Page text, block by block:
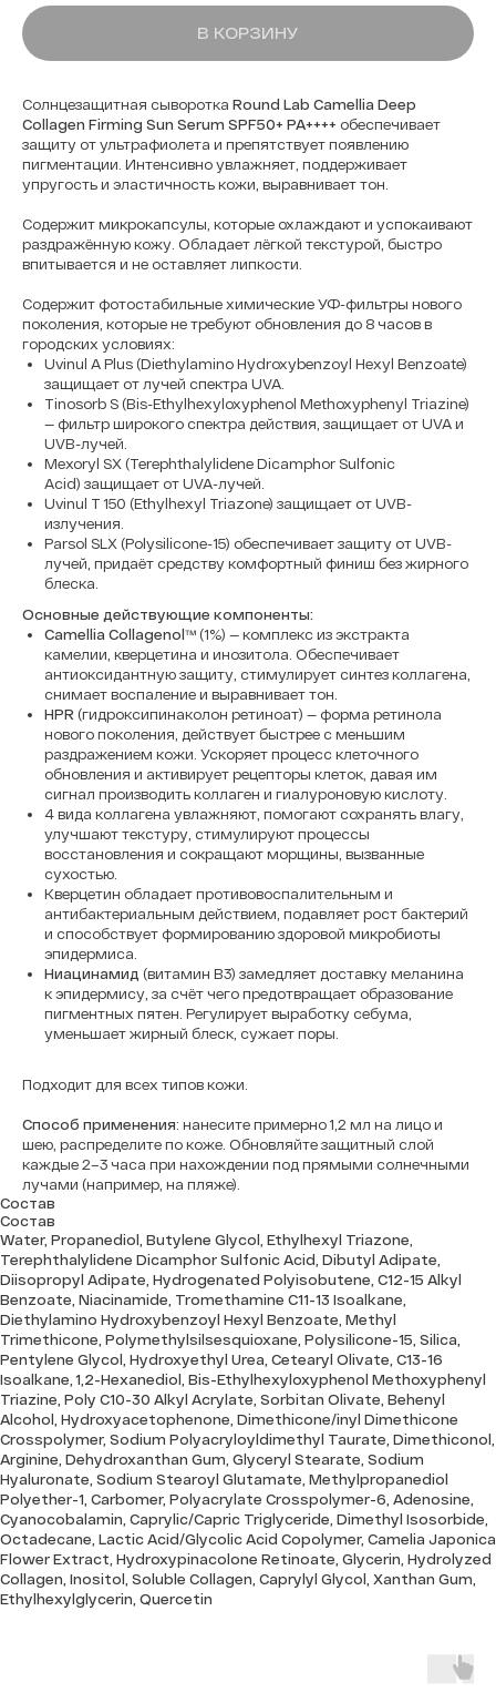
В КОРЗИНУ
Солнцезащитная сыворотка Round Lab Camellia Deep
Collagen Firming Sun Serum SPF50+ PA++++ обеспечивает
защиту от ультрафиолета и препятствует появлению
пигментации. Интенсивно увлажняет, поддерживает
упругость и эластичность кожи, выравнивает тон.
Содержит микрокапсулы, которые охлаждают и успокаивают
раздражённую кожу. Обладает лёгкой текстурой, быстро
впитывается и не оставляет липкости.
Содержит фотостабильные химические УФ-фильтры нового
поколения, которые не требуют обновления до 8 часов в
городских условиях:
Uvinul A Plus (Diethylamino Hydroxybenzoyl Hexyl Benzoate)
защищает от лучей спектра UVA.
Tinosorb S (Bis-Ethylhexyloxyphenol Methoxyphenyl Triazine)
— фильтр широкого спектра действия, защищает от UVA и
UVB-лучей.
Mexoryl SX (Terephthalylidene Dicamphor Sulfonic
Acid) защищает от UVA-лучей.
Uvinul T 150 (Ethylhexyl Triazone) защищает от UVB-
излучения.
Parsol SLX (Polysilicone-15) обеспечивает защиту от UVB-
лучей, придаёт средству комфортный финиш без жирного
блеска.
Основные действующие компоненты:
Camellia Collagenol™ (1%) — комплекс из экстракта
камелии, кверцетина и инозитола. Обеспечивает
антиоксидантную защиту, стимулирует синтез коллагена,
снимает воспаление и выравнивает тон.
HPR (гидроксипинаколон ретиноат) — форма ретинола
нового поколения, действует быстрее с меньшим
раздражением кожи. Ускоряет процесс клеточного
обновления и активирует рецепторы клеток, давая им
сигнал производить коллаген и гиалуроновую кислоту.
4 вида коллагена увлажняют, помогают сохранять влагу,
улучшают текстуру, стимулируют процессы
восстановления и сокращают морщины, вызванные
сухостью.
Кверцетин обладает противовоспалительным и
антибактериальным действием, подавляет рост бактерий
и способствует формированию здоровой микробиоты
эпидермиса.
Ниацинамид (витамин B3) замедляет доставку меланина
к эпидермису, за счёт чего предотвращает образование
пигментных пятен. Регулирует выработку себума,
уменьшает жирный блеск, сужает поры.
Подходит для всех типов кожи.
Способ применения: нанесите примерно 1,2 мл на лицо и
шею, распределите по коже. Обновляйте защитный слой
каждые 2–3 часа при нахождении под прямыми солнечными
лучами (например, на пляже).
Состав
Состав
Water, Propanediol, Butylene Glycol, Ethylhexyl Triazone,
Terephthalylidene Dicamphor Sulfonic Acid, Dibutyl Adipate,
Diisopropyl Adipate, Hydrogenated Polyisobutene, C12-15 Alkyl
Benzoate, Niacinamide, Tromethamine C11-13 Isoalkane,
Diethylamino Hydroxybenzoyl Hexyl Benzoate, Methyl
Trimethicone, Polymethylsilsesquioxane, Polysilicone-15, Silica,
Pentylene Glycol, Hydroxyethyl Urea, Cetearyl Olivate, C13-16
Isoalkane, 1,2-Hexanediol, Bis-Ethylhexyloxyphenol Methoxyphenyl
Triazine, Poly C10-30 Alkyl Acrylate, Sorbitan Olivate, Behenyl
Alcohol, Hydroxyacetophenone, Dimethicone/inyl Dimethicone
Crosspolymer, Sodium Polyacryloyldimethyl Taurate, Dimethiconol,
Arginine, Dehydroxanthan Gum, Glyceryl Stearate, Sodium
Hyaluronate, Sodium Stearoyl Glutamate, Methylpropanediol
Polyether-1, Carbomer, Polyacrylate Crosspolymer-6, Adenosine,
Cyanocobalamin, Caprylic/Capric Triglyceride, Dimethyl Isosorbide,
Octadecane, Lactic Acid/Glycolic Acid Copolymer, Camelia Japonica
Flower Extract, Hydroxypinacolone Retinoate, Glycerin, Hydrolyzed
Collagen, Inositol, Soluble Collagen, Caprylyl Glycol, Xanthan Gum,
Ethylhexylglycerin, Quercetin